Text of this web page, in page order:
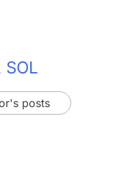
SOL
posts